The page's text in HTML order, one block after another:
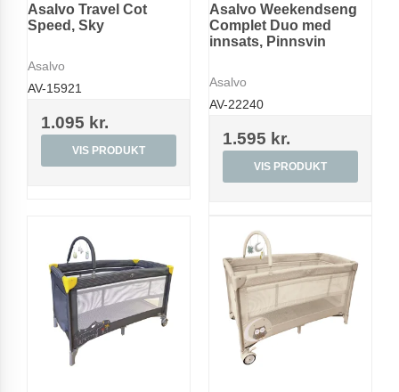
Asalvo Travel Cot
Speed, Sky
Asalvo
AV-15921
1.095 kr.
VIS PRODUKT
Asalvo Weekendseng
Complet Duo med
innsats, Pinnsvin
Asalvo
AV-22240
1.595 kr.
VIS PRODUKT